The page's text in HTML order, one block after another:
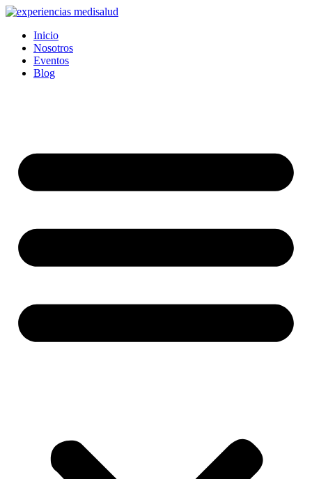
Ir
contenido
Inicio
Nosotros
Eventos
Blog